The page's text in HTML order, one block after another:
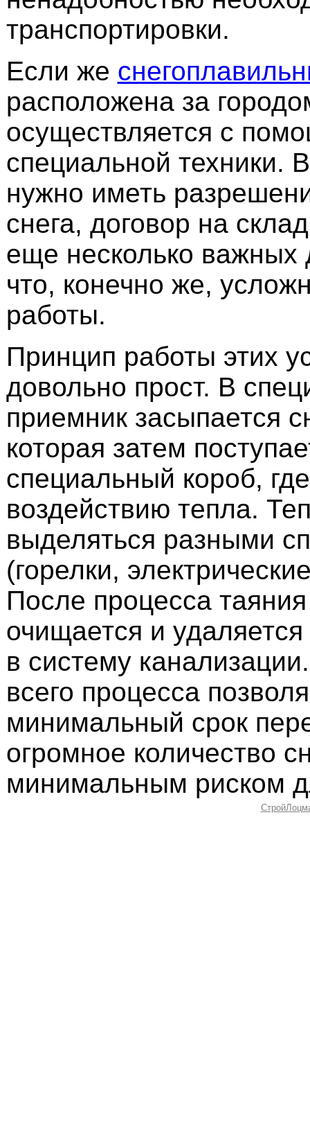
транспортировки.
Если же
расположена за
осуществляется с
специальной техники.
нужно иметь
снега, договор на
еще несколько важных
что, конечно же,
работы.
Принцип работы этих
довольно прост. В
приемник засыпается
которая затем
специальный короб,
воздействию тепла.
выделяться разными
(горелки,
После процесса
очищается и удаляется
в систему
всего процесса
минимальный срок
огромное количество
минимальным риском